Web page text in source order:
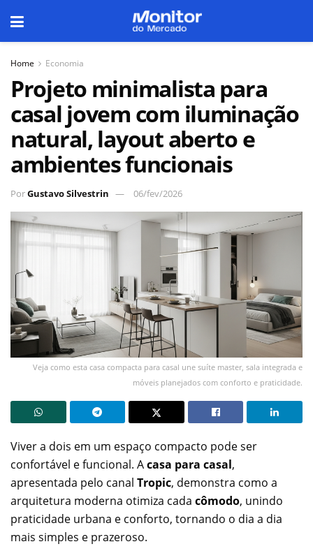
Home Economia
Projeto minimalista para
casal jovem com iluminação
natural, layout aberto e
ambientes funcionais
PorGustavo Silvestrin 06/fev/2026
Veja como esta casa compacta para casal une suíte master, sala integrada e
móveis planejados com conforto e praticidade.
Viver a dois em um espaço compacto pode ser
confortável e funcional. Acasa para casal,
apresentada pelo canal Tropic, demonstra como a
arquitetura moderna otimiza cada cômodo, unindo
praticidade urbana e conforto, tornando o dia a dia
mais simples e prazeroso.